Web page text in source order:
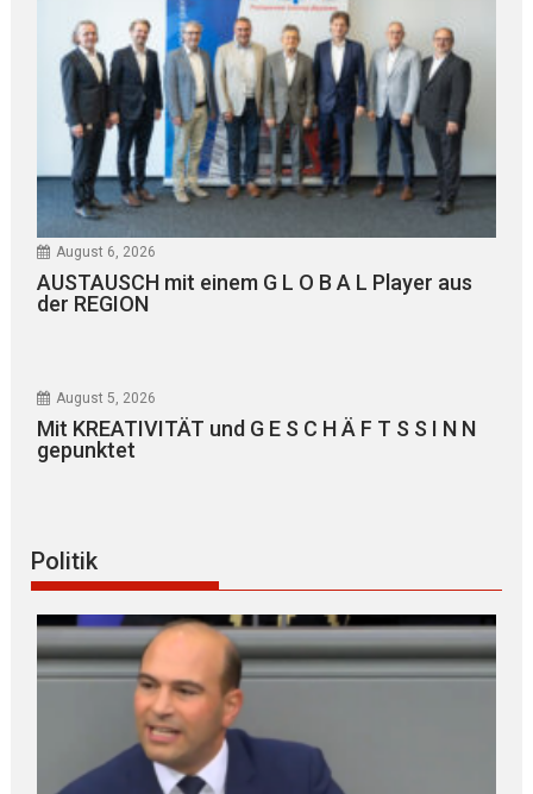
August 6, 2026
AUSTAUSCH mit einem G L O B A L Player aus
der REGION
August 5, 2026
Mit KREATIVITÄT und G E S C H Ä F T S S I N N
gepunktet
Politik